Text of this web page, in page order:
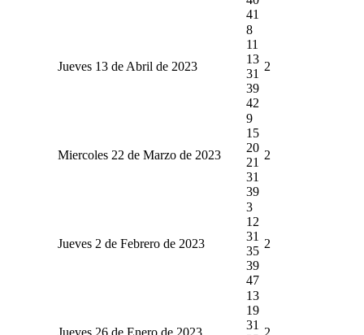
41
Jueves 13 de Abril de 2023
8
11
13
31
39
42
2
Miercoles 22 de Marzo de 2023
9
15
20
21
31
39
2
Jueves 2 de Febrero de 2023
3
12
31
35
39
47
2
Jueves 26 de Enero de 2023
13
19
31
2